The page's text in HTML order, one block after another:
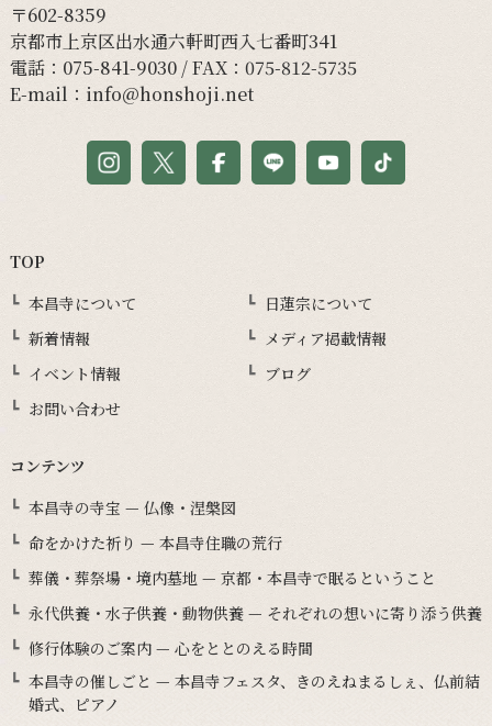
〒602-8359
京都市上京区出水通六軒町西入七番町341
電話： 075-841-9030/ FAX：075-812-5735
E-mail： info@honshoji.net
TOP
本昌寺について
日蓮宗について
新着情報
メディア掲載情報
イベント情報
ブログ
お問い合わせ
コンテンツ
本昌寺の寺宝 — 仏像・涅槃図
命をかけた祈り — 本昌寺住職の荒行
葬儀・葬祭場・境内墓地 — 京都・本昌寺で眠るということ
永代供養・水子供養・動物供養 — それぞれの想いに寄り添う供養
修行体験のご案内 — 心をととのえる時間
本昌寺の催しごと — 本昌寺フェスタ、きのえねまるしぇ、仏前結
婚式、ピアノ